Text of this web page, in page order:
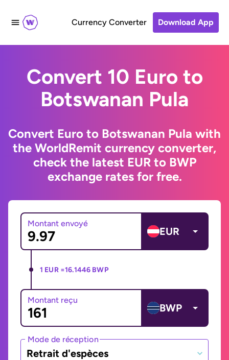
Currency Converter Download App
Convert 10 Euro to
Botswanan Pula
Convert Euro to Botswanan Pula with
the WorldRemit currency converter,
check the latest EUR to BWP
exchange rates for free.
Montant envoyé
EUR
1 EUR =16.1446 BWP
Montant reçu
BWP
Mode de réception
Retrait d'espèces